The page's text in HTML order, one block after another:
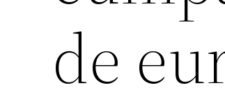
de